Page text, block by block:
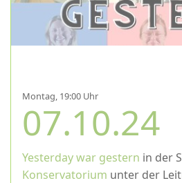
Montag, 19:00 Uhr
07.10.24
Yesterday war gestern in der
Konservatorium unter der